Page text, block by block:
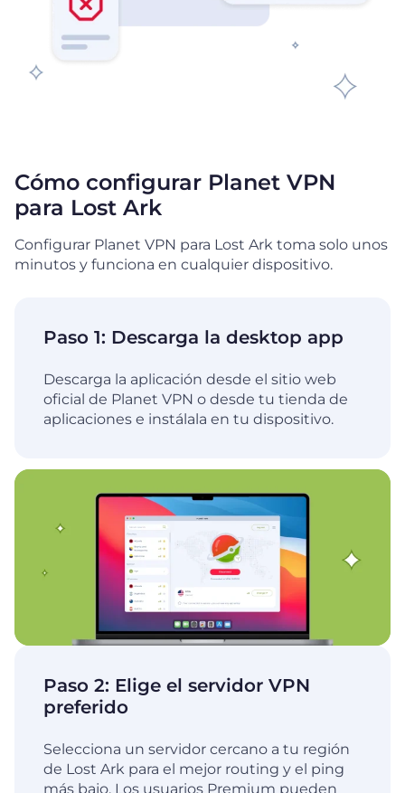
Cómo configurar Planet VPN
para Lost Ark
Configurar Planet VPN para Lost Ark toma solo unos
minutos y funciona en cualquier dispositivo.
Paso 1: Descarga la desktop app
Descarga la aplicación desde el sitio web
oficial de Planet VPN o desde tu tienda de
aplicaciones e instálala en tu dispositivo.
Paso 2: Elige el servidor VPN
preferido
Selecciona un servidor cercano a tu región
de Lost Ark para el mejor routing y el ping
más bajo. Los usuarios Premium pueden